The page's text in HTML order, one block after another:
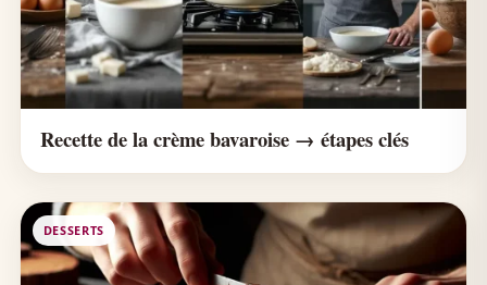
Recette de la crème bavaroise → étapes clés
DESSERTS